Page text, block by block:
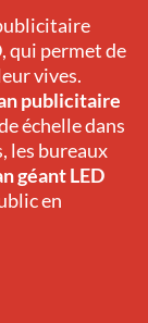
qui permet de
vives.
publicitaire
échelle dans
les bureaux
géant LED
en